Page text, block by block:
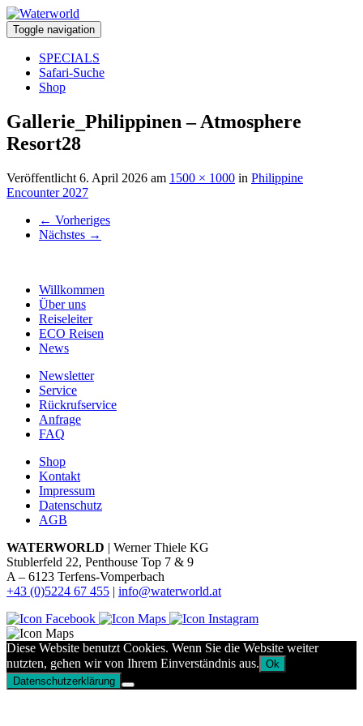
Toggle navigation
SPECIALS
Safari-Suche
Shop
Gallerie_Philippinen – Atmosphere
Resort28
Veröffentlicht 6. April 2026 am 1500 × 1000 in Philippine
Encounter 2027
← Vorheriges
Nächstes →
Willkommen
Über uns
Reiseleiter
ECO Reisen
News
Newsletter
Service
Rückrufservice
Anfrage
FAQ
Shop
Kontakt
Impressum
Datenschutz
AGB
WATERWORLD | Werner Thiele KG
Stublerfeld 22, Penthouse Top 7 & 9
A – 6123 Terfens-Vomperbach
+43 (0)5224 67 455 | info@waterworld.at
Diese Website benutzt Cookies. Wenn Sie die Website weiter
nutzten, gehen wir von Ihrem Einverständnis aus. Ok
Datenschutzerklärung